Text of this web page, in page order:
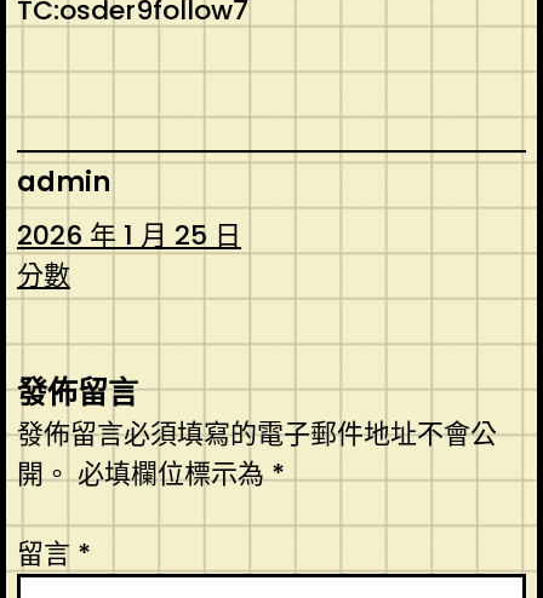
TC:osder9follow7
admin
2026 年 1 月 25 日
分數
發佈留言
發佈留言必須填寫的電子郵件地址不會公
開。必填欄位標示為*
留言 *